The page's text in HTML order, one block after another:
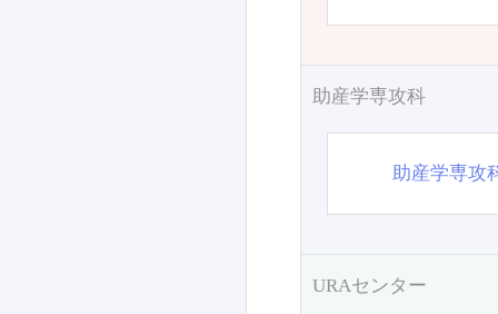
助産学専攻科
助産学専攻
URAセンター